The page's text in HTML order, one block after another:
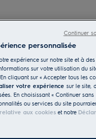
personnalisée
expérience sur notre site et à des
sur votre utilisation du
cliquant sur « Accepter tous les
votre expérience sur le site,
En choisissant « Continuer sans
ou services du site
aux cookies et notre
Continuer